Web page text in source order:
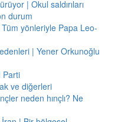
| Okul saldırıları
durum
yönleriyle Papa Leo-
| Yener Orkunoğlu
Parti
ve diğerleri
neden hınçlı? Ne